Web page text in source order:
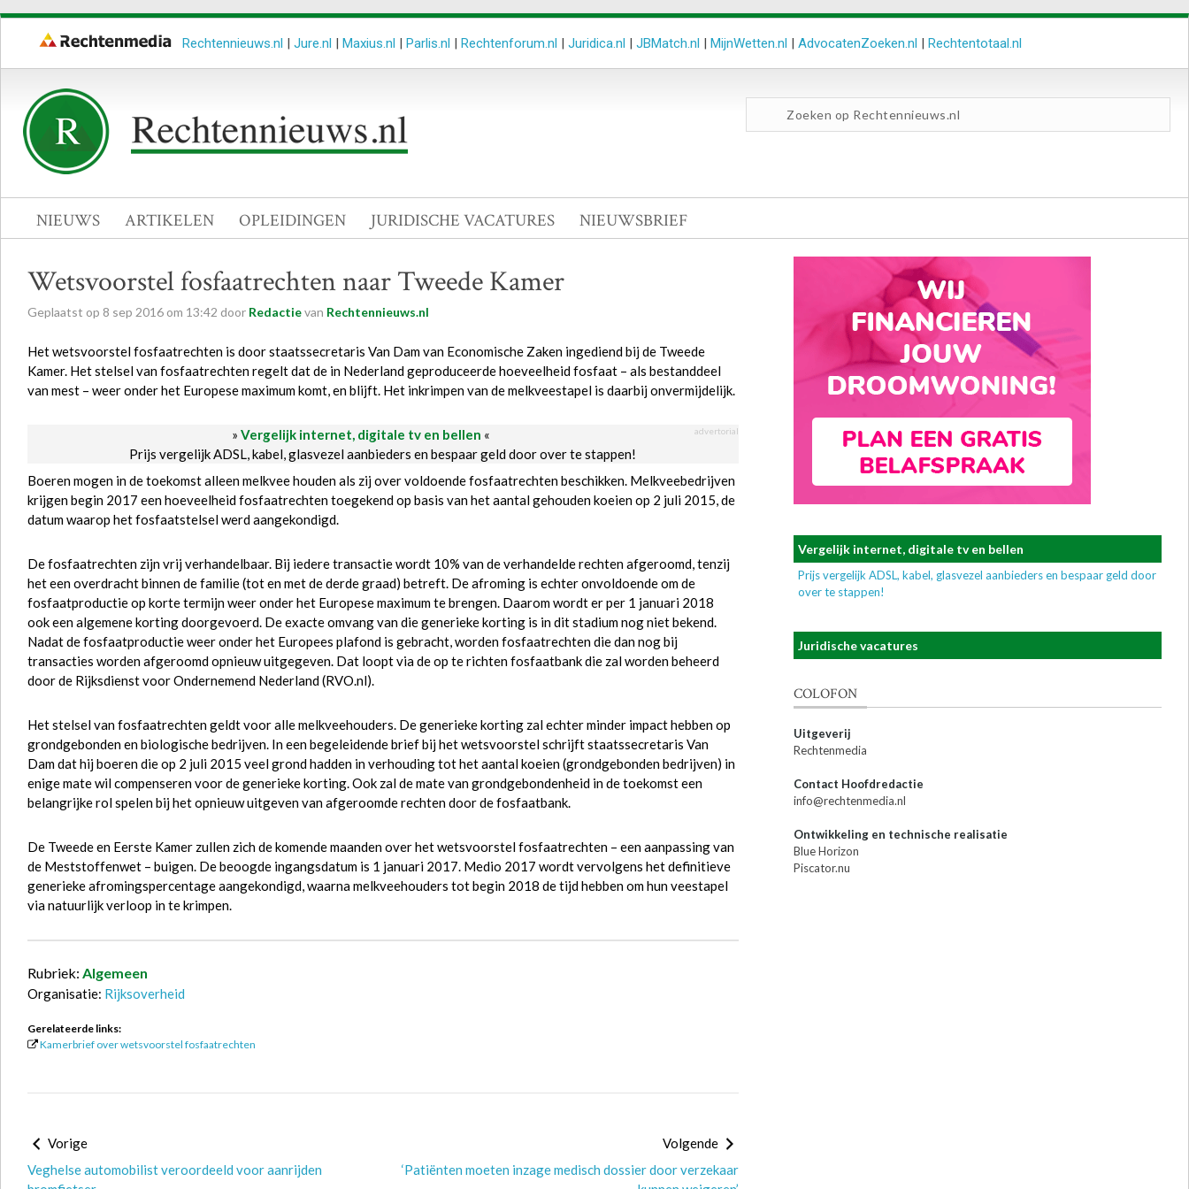
Rechtennieuws.nl | Jure.nl | Maxius.nl | Parlis.nl | Rechtenforum.nl | Juridica.nl | JBMatch.nl | MijnWetten.nl | AdvocatenZoeken.nl | Rechtentotaal.nl
NIEUWS ARTIKELEN OPLEIDINGEN JURIDISCHE VACATURES NIEUWSBRIEF
Wetsvoorstel fosfaatrechten naar Tweede Kamer
Geplaatst op 8 sep 2016 om 13:42 door Redactievan Rechtennieuws.nl
Het wetsvoorstel fosfaatrechten is door staatssecretaris Van Dam van Economische Zaken ingediend bij de Tweede
Kamer. Het stelsel van fosfaatrechten regelt dat de in Nederland geproduceerde hoeveelheid fosfaat – als bestanddeel
van mest – weer onder het Europese maximum komt, en blijft. Het inkrimpen van de melkveestapel is daarbij onvermijdelijk.
» Vergelijk internet, digitale tv en bellen « advertorial
Prijs vergelijk ADSL, kabel, glasvezel aanbieders en bespaar geld door over te stappen!
Boeren mogen in de toekomst alleen melkvee houden als zij over voldoende fosfaatrechten beschikken. Melkveebedrijven
krijgen begin 2017 een hoeveelheid fosfaatrechten toegekend op basis van het aantal gehouden koeien op 2 juli 2015, de
datum waarop het fosfaatstelsel werd aangekondigd.
De fosfaatrechten zijn vrij verhandelbaar. Bij iedere transactie wordt 10% van de verhandelde rechten afgeroomd, tenzij
het een overdracht binnen de familie (tot en met de derde graad) betreft. De afroming is echter onvoldoende om de
fosfaatproductie op korte termijn weer onder het Europese maximum te brengen. Daarom wordt er per 1 januari 2018
ook een algemene korting doorgevoerd. De exacte omvang van die generieke korting is in dit stadium nog niet bekend.
Nadat de fosfaatproductie weer onder het Europees plafond is gebracht, worden fosfaatrechten die dan nog bij
transacties worden afgeroomd opnieuw uitgegeven. Dat loopt via de op te richten fosfaatbank die zal worden beheerd
door de Rijksdienst voor Ondernemend Nederland (RVO.nl).
Het stelsel van fosfaatrechten geldt voor alle melkveehouders. De generieke korting zal echter minder impact hebben op
grondgebonden en biologische bedrijven. In een begeleidende brief bij het wetsvoorstel schrijft staatssecretaris Van
Dam dat hij boeren die op 2 juli 2015 veel grond hadden in verhouding tot het aantal koeien (grondgebonden bedrijven) in
enige mate wil compenseren voor de generieke korting. Ook zal de mate van grondgebondenheid in de toekomst een
belangrijke rol spelen bij het opnieuw uitgeven van afgeroomde rechten door de fosfaatbank.
De Tweede en Eerste Kamer zullen zich de komende maanden over het wetsvoorstel fosfaatrechten – een aanpassing van
de Meststoffenwet – buigen. De beoogde ingangsdatum is 1 januari 2017. Medio 2017 wordt vervolgens het definitieve
generieke afromingspercentage aangekondigd, waarna melkveehouders tot begin 2018 de tijd hebben om hun veestapel
via natuurlijk verloop in te krimpen.
Rubriek: Algemeen
Organisatie: Rijksoverheid
Gerelateerde links:
Kamerbrief over wetsvoorstel fosfaatrechten
Vorige
Veghelse automobilist veroordeeld voor aanrijden
Volgende
‘Patiënten moeten inzage medisch dossier door verzekaar
Vergelijk internet, digitale tv en bellen
Prijs vergelijk ADSL, kabel, glasvezel aanbieders en bespaar geld door
over te stappen!
Juridische vacatures
COLOFON
Uitgeverij
Rechtenmedia
Contact Hoofdredactie
info@rechtenmedia.nl
Ontwikkeling en technische realisatie
Blue Horizon
Piscator.nu